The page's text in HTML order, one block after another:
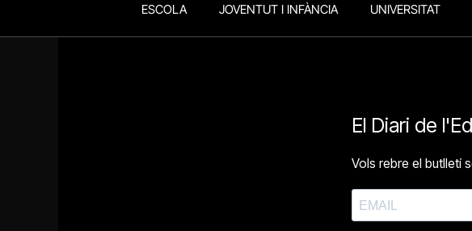
ESCOLA JOVENTUT I INFÀNCIA UNIVERSITAT